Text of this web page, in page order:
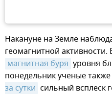
Накануне на Земле
геомагнитной
магнитная буря уровня
понедельник ученые
за сутки сильный всплеск